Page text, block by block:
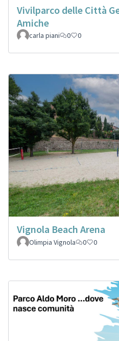
Vivilparco delle Città
Amiche
carla piani 0 0
Vignola Beach Arena
Olimpia Vignola
0 0